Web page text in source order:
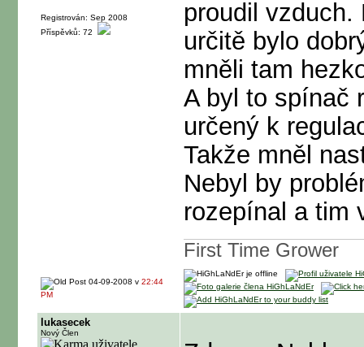
Registrován: Sep 2008
Příspěvků: 72
proudil
určitě bylo
mněli tam
A byl to spínač
určený k
Takže mněl
Nebyl by
rozepínal a tim
First Time Grower
04-09-2008 v 22:44
PM
lukasecek
Nový Člen